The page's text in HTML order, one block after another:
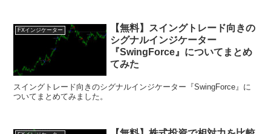
FXインジケーター
【無料】スイングトレード向きの
シグナルインジケーター
『SwingForce』についてまとめ
てみた
スイングトレード向きのシグナルインジケーター『SwingForce』に
ついてまとめてみました。